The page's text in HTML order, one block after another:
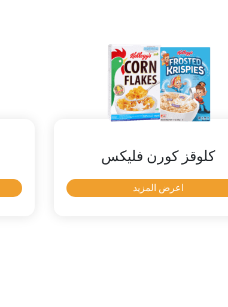
كلوقز كورن فليكس
اعرض المزيد